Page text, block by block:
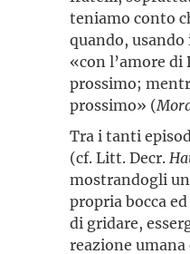
teniamo conto
quando,
«con l’amore di
prossimo;
prossimo» (
Tra i tanti
(cf. Litt. Decr.
mostrandogli
propria bocca
di gridare,
reazione